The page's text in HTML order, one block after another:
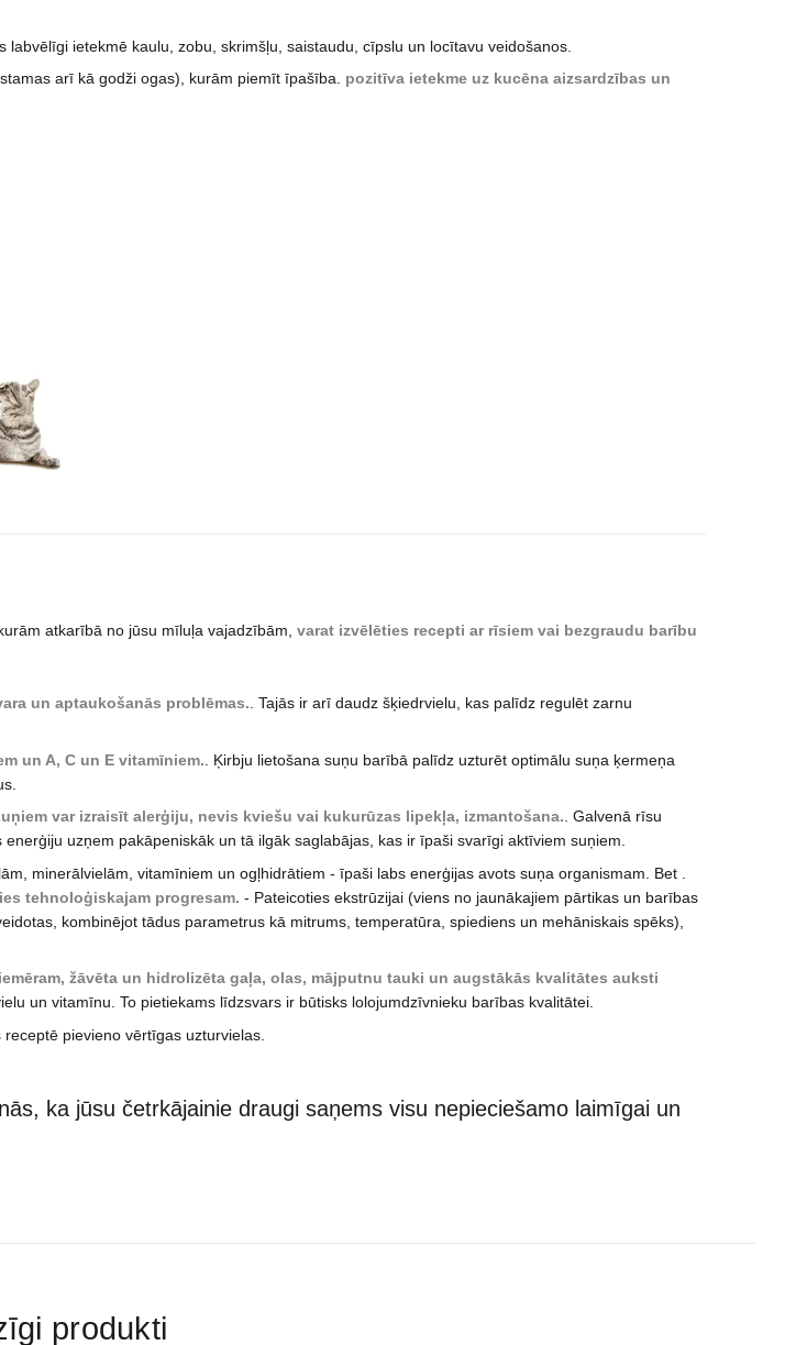
labvēlīgi ietekmē kaulu, zobu, skrimšļu, saistaudu, cīpslu un locītavu veidošanos.
arī kā godži ogas), kurām piemīt īpašība. pozitīva ietekme uz kucēna aizsardzības un
atkarībā no jūsu mīluļa vajadzībām, varat izvēlēties recepti ar rīsiem vai bezgraudu barību
un aptaukošanās problēmas.. Tajās ir arī daudz šķiedrvielu, kas palīdz regulēt zarnu
un A, C un E vitamīniem. . Ķirbju lietošana suņu barībā palīdz uzturēt optimālu suņa ķermeņa
var izraisīt alerģiju, nevis kviešu vai kukurūzas lipekļa, izmantošana.. Galvenā rīsu
uzņem pakāpeniskāk un tā ilgāk saglabājas, kas ir īpaši svarīgi aktīviem suņiem.
minerālvielām, vitamīniem un ogļhidrātiem - īpaši labs enerģijas avots suņa organismam. Bet .
tehnoloģiskajam progresam. - Pateicoties ekstrūzijai (viens no jaunākajiem pārtikas un barības
kombinējot tādus parametrus kā mitrums, temperatūra, spiediens un mehāniskais spēks),
žāvēta un hidrolizēta gaļa, olas, mājputnu tauki un augstākās kvalitātes auksti
un vitamīnu. To pietiekams līdzsvars ir būtisks lolojumdzīvnieku barības kvalitātei.
receptē pievieno vērtīgas uzturvielas.
ka jūsu četrkājainie draugi saņems visu nepieciešamo laimīgai un
produkti